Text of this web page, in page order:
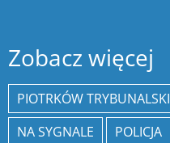
Zobacz więcej
PIOTRKÓW TRYBUNALSKI
NA SYGNALE
POLICJA